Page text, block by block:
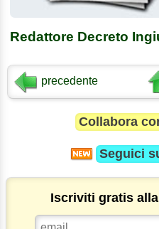
Redattore Decreto
precedente
Collabora
Seguici
Iscriviti gratis